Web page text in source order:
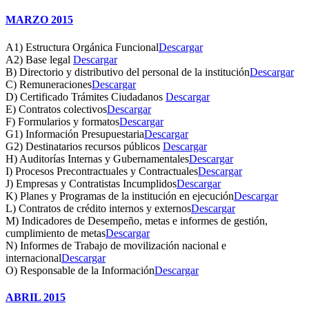
MARZO 2015
A1) Estructura Orgánica FuncionalDescargar
A2) Base legal Descargar
B) Directorio y distributivo del personal de la instituciónDescargar
C) RemuneracionesDescargar
D) Certificado Trámites Ciudadanos Descargar
E) Contratos colectivosDescargar
F) Formularios y formatosDescargar
G1) Información PresupuestariaDescargar
G2) Destinatarios recursos públicos Descargar
H) Auditorías Internas y GubernamentalesDescargar
I) Procesos Precontractuales y ContractualesDescargar
J) Empresas y Contratistas IncumplidosDescargar
K) Planes y Programas de la institución en ejecuciónDescargar
L) Contratos de crédito internos y externosDescargar
M) Indicadores de Desempeño, metas e informes de gestión,
cumplimiento de metasDescargar
N) Informes de Trabajo de movilización nacional e
internacionalDescargar
O) Responsable de la InformaciónDescargar
ABRIL 2015